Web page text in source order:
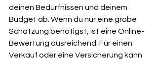
deinen Bedürfnissen und deinem
Budget ab. Wenn du nur eine grobe
Schätzung benötigst, ist eine Online-
Bewertung ausreichend. Für einen
Verkauf oder eine Versicherung kann